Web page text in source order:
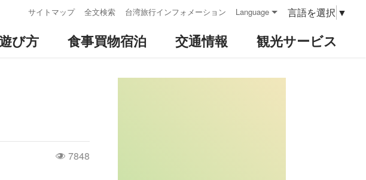
サイトマップ 全文検索 台湾旅行インフォメーション Language 言語を選択 ▼
び方 食事買物宿泊 交通情報 観光サービス
7848